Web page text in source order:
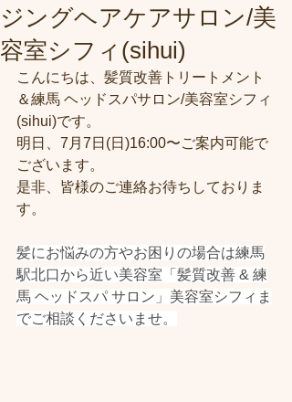
ジングヘアケアサロン/美
容室シフィ(sihui)
こんにちは、髪質改善トリートメント
＆練馬 ヘッドスパサロン/美容室シフィ
(sihui)です。
明日、7月7日(日)16:00〜ご案内可能で
ございます。
是非、皆様のご連絡お待ちしておりま
す。
髪にお悩みの方やお困りの場合は練馬
駅北口から近い美容室「髪質改善 & 練
馬 ヘッドスパ サロン」美容室シフィま
でご相談くださいませ。